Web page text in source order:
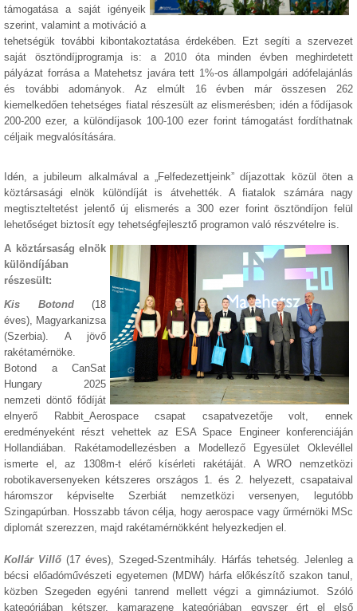
támogatása a saját igényeik
szerint, valamint a motiváció a
tehetségük további kibontakoztatása érdekében. Ezt segíti a szervezet
saját ösztöndíjprogramja is: a 2010 óta minden évben meghirdetett
pályázat forrása a Matehetsz javára tett 1%-os állampolgári adófelajánlás
és további adományok. Az elmúlt 16 évben már összesen 262
kiemelkedően tehetséges fiatal részesült az elismerésben; idén a fődíjasok
200-200 ezer, a különdíjasok 100-100 ezer forint támogatást fordíthatnak
céljaik megvalósítására.
Idén, a jubileum alkalmával a „Felfedezettjeink” díjazottak közül öten a
köztársasági elnök különdíját is átvehették. A fiatalok számára nagy
megtiszteltetést jelentő új elismerés a 300 ezer forint ösztöndíjon felül
lehetőséget biztosít egy tehetségfejlesztő programon való részvételre is.
A köztársaság elnök
különdíjában
részesült:
Kis Botond(18
éves), Magyarkanizsa
(Szerbia). A jövő
rakétamérnöke.
Botond a CanSat
Hungary 2025
nemzeti döntő fődíját
elnyerő Rabbit_Aerospace csapat csapatvezetője volt, ennek
eredményeként részt vehettek az ESA Space Engineer konferenciáján
Hollandiában. Rakétamodellezésben a Modellező Egyesület Oklevéllel
ismerte el, az 1308m-t elérő kísérleti rakétáját. A WRO nemzetközi
robotikaversenyeken kétszeres országos 1. és 2. helyezett, csapataival
háromszor képviselte Szerbiát nemzetközi versenyen, legutóbb
Szingapúrban. Hosszabb távon célja, hogy aerospace vagy űrmérnöki MSc
diplomát szerezzen, majd rakétamérnökként helyezkedjen el.
Kollár Villő (17 éves), Szeged-Szentmihály. Hárfás tehetség. Jelenleg a
bécsi előadóművészeti egyetemen (MDW) hárfa előkészítő szakon tanul,
közben Szegeden egyéni tanrend mellett végzi a gimnáziumot. Szóló
kategóriában kétszer, kamarazene kategóriában egyszer ért el első